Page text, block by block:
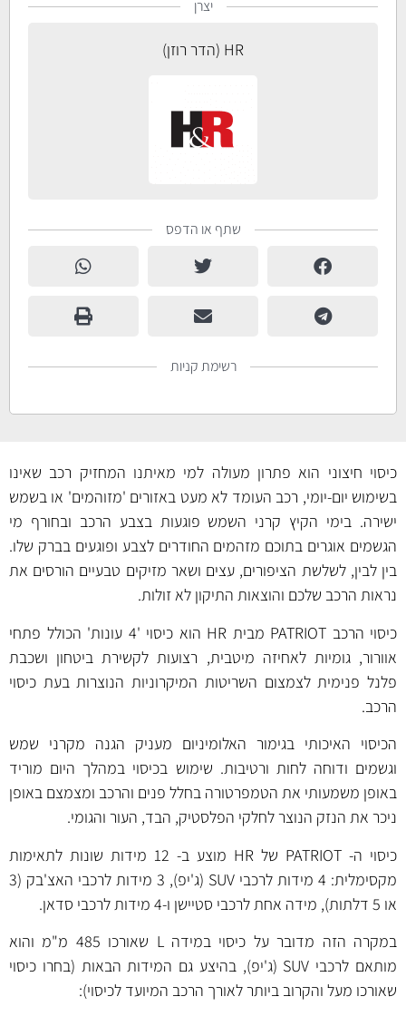
יצרן
HR (הדר רוזן)
שתף או הדפס
רשימת קניות
כיסוי חיצוני הוא פתרון מעולה למי מאיתנו המחזיק רכב שאינו
בשימוש יום-יומי, רכב העומד לא מעט באזורים 'מזוהמים' או בשמש
ישירה. בימי הקיץ קרני השמש פוגעות בצבע הרכב ובחורף מי
הגשמים אוגרים בתוכם מזהמים החודרים לצבע ופוגעים בברק שלו.
בין לבין, לשלשת הציפורים, עצים ושאר מזיקים טבעיים הורסים את
נראות הרכב שלכם והוצאות התיקון לא זולות.
כיסוי הרכב PATRIOT מבית HR הוא כיסוי '4 עונות' הכולל פתחי
אוורור, גומיות לאחיזה מיטבית, רצועות לקשירת ביטחון ושכבת
פלנל פנימית לצמצום השריטות המיקרוניות הנוצרות בעת כיסוי
הרכב.
הכיסוי האיכותי בגימור האלומיניום מעניק הגנה מקרני שמש
וגשמים ודוחה לחות ורטיבות. שימוש בכיסוי במהלך היום מוריד
באופן משמעותי את הטמפרטורה בחלל פנים והרכב ומצמצם באופן
ניכר את הנזק הנוצר לחלקי הפלסטיק, הבד, העור והגומי.
כיסוי ה- PATRIOT של HR מוצע ב- 12 מידות שונות לתאימות
מקסימלית: 4 מידות לרכבי SUV (ג'יפ), 3 מידות לרכבי האצ'בק (3
או 5 דלתות), מידה אחת לרכבי סטיישן ו-4 מידות לרכבי סדאן.
במקרה הזה מדובר על כיסוי במידה L שאורכו 485 מ"מ והוא
מותאם לרכבי SUV (ג'יפ), בהיצע גם המידות הבאות (בחרו כיסוי
שאורכו מעל והקרוב ביותר לאורך הרכב המיועד לכיסוי):